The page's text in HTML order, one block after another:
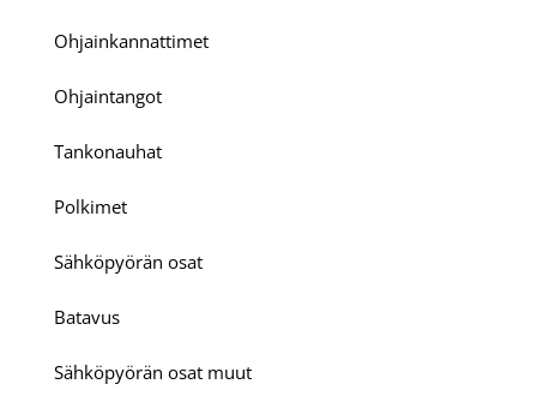
Ohjainkannattimet
Ohjaintangot
Tankonauhat
Polkimet
Sähköpyörän osat
Batavus
Sähköpyörän osat muut